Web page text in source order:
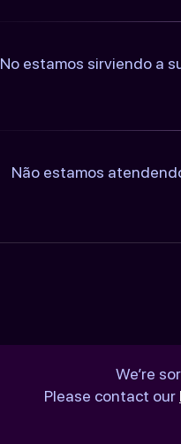
No estamos sirviendo a
Não estamos
We’re
Please contact our